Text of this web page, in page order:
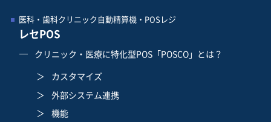
医科・歯科クリニック自動精算機・POSレジ
レセPOS
クリニック・医療に特化型POS「POSCO」とは？
カスタマイズ
外部システム連携
機能